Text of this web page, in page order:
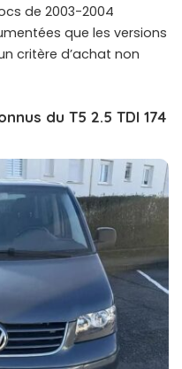
de 2003-2004
que les versions
critère d’achat non
du T5 2.5 TDI 174